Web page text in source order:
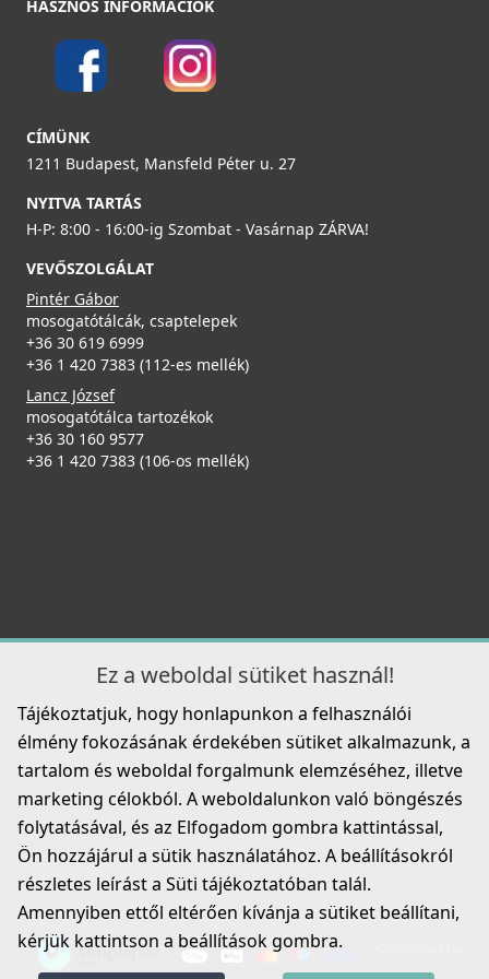
119 990 Ft
Részletek
ELLECI - Csaptelep Cloud K95
MKKCLO95
99 990 Ft
Részletek
Részletek
ELLECI - Csaptelep Eclipse - Fekete
MOKECLBK
219 990 Ft
Részletek
ELLECI - FLOW-PRO szűrő és túlfolyó egymedencés
mosogatókhoz - fekete
35 990 Ft
Részletek
ELLECI - KF042100BK Gourmet szett 1/6 ZEN fekete -
Kifutó termék!
KF042100BK
ELLECI - Tisztítószer, zsírtalanító és tisztító spray
mosogatótálcákhoz
8 790 Ft
Részletek
ELLECI - Mosogatótálca Zen 102 K99
109 990 Ft
HASZNOS INFORMÁCIÓK
CÍMÜNK
1211 Budapest, Mansfeld Péter u. 27
NYITVA TARTÁS
H-P: 8:00 - 16:00-ig Szombat - Vasárnap ZÁRVA!
VEVŐSZOLGÁLAT
Pintér Gábor
mosogatótálcák, csaptelepek
+36 30 619 6999
+36 1 420 7383 (112-es mellék)
Lancz József
mosogatótálca tartozékok
+36 30 160 9577
+36 1 420 7383 (106-os mellék)
Ez a weboldal sütiket használ!
Tájékoztatjuk, hogy honlapunkon a felhasználói
élmény fokozásának érdekében sütiket alkalmazunk, a
tartalom és weboldal forgalmunk elemzéséhez, illetve
marketing célokból. A weboldalunkon való böngészés
folytatásával, és az Elfogadom gombra kattintással,
Ön hozzájárul a sütik használatához. A beállításokról
részletes leírást a Süti tájékoztatóban talál.
Amennyiben ettől eltérően kívánja a sütiket beállítani,
kérjük kattintson a beállítások gombra.